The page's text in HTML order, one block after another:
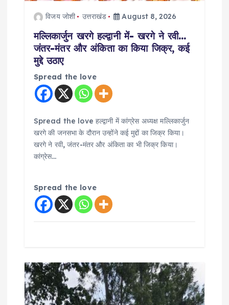
विजय जोशी उत्तराखंड August 8, 2026
मल्लिकार्जुन खरगे हल्द्वानी में- खरगे ने रवी…
जंतर-मंतर और अंकिता का किया जिक्र, कई
मुद्दे उठाए
Spread the love
Spread the love हल्द्वानी में कांग्रेस अध्यक्ष मल्लिकार्जुन
खरगे की जनसभा के दौरान उन्होंने कई मुद्दों का जिक्र किया।
खरगे ने रवी, जंतर-मंतर और अंकिता का भी जिक्र किया।
कांग्रेस…
Spread the love